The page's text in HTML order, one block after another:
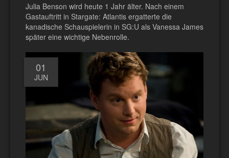
Julia Benson wird heute 1 Jahr älter. Nach einem
Gastauftritt in Stargate: Atlantis ergatterte die
kanadische Schauspielerin in SG:U als Vanessa James
später eine wichtige Nebenrolle.
01
JUN